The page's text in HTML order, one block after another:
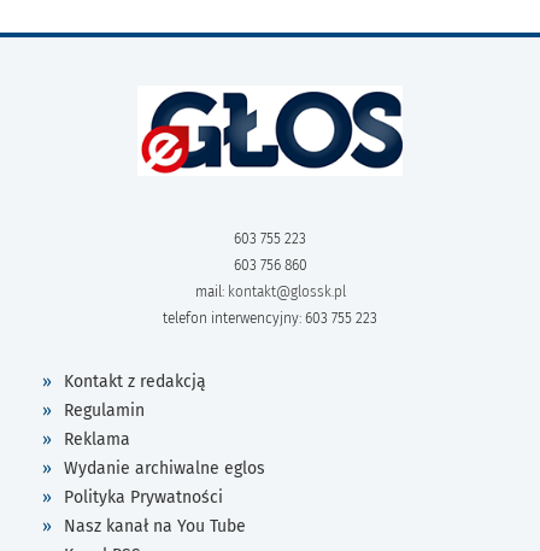
603 755 223
603 756 860
mail: kontakt@glossk.pl
telefon interwencyjny: 603 755 223
Kontakt z redakcją
Regulamin
Reklama
Wydanie archiwalne eglos
Polityka Prywatności
Nasz kanał na You Tube